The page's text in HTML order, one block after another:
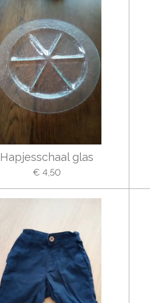
Hapjesschaal glas
€ 4,50